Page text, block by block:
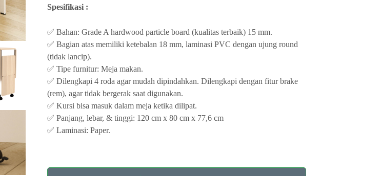
Spesifikasi :
✅ Bahan: Grade A hardwood particle board (kualitas terbaik) 15 mm.
✅ Bagian atas memiliki ketebalan 18 mm, laminasi PVC dengan ujung round
(tidak lancip).
✅ Tipe furnitur: Meja makan.
✅ Dilengkapi 4 roda agar mudah dipindahkan. Dilengkapi dengan fitur brake
(rem), agar tidak bergerak saat digunakan.
✅ Kursi bisa masuk dalam meja ketika dilipat.
✅ Panjang, lebar, & tinggi: 120 cm x 80 cm x 77,6 cm
✅ Laminasi: Paper.